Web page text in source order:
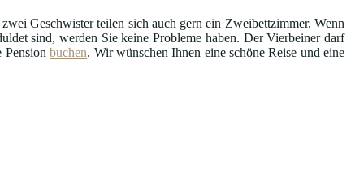
Geschwister teilen sich auch gern ein Zweibettzimmer. Wenn
sind, werden Sie keine Probleme haben. Der Vierbeiner darf
Pensionbuchen. Wir wünschen Ihnen eine schöne Reise und eine